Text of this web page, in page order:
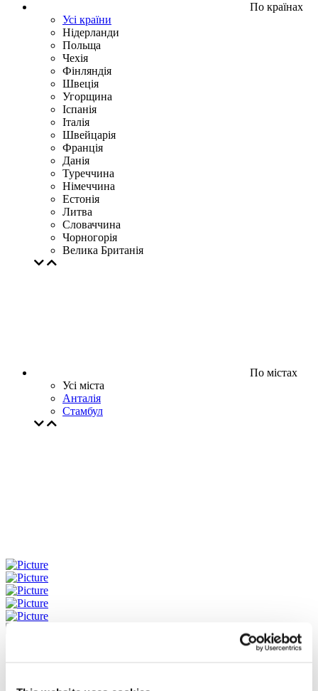
По країнах
Усі країни
Нідерланди
Польща
Чехія
Фінляндія
Швеція
Угорщина
Іспанія
Італія
Швейцарія
Франція
Данія
Туреччина
Німеччина
Естонія
Литва
Словаччина
Чорногорія
Велика Британія
По містах
Усі міста
Анталія
Стамбул